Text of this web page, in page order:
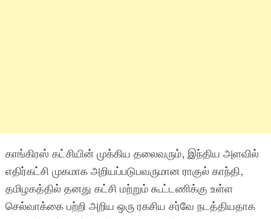
காங்கிரஸ் கட்சியின் முக்கிய தலைவரும், இந்திய அளவில்
எதிர்கட்சி முகமாக அறியப்படுபவருமான ராகுல் காந்தி,
தமிழகத்தில் தனது கட்சி மற்றும் கூட்டணிக்கு உள்ள
செல்வாக்கை பற்றி அறிய ஒரு ரகசிய சர்வே நடத்தியதாக